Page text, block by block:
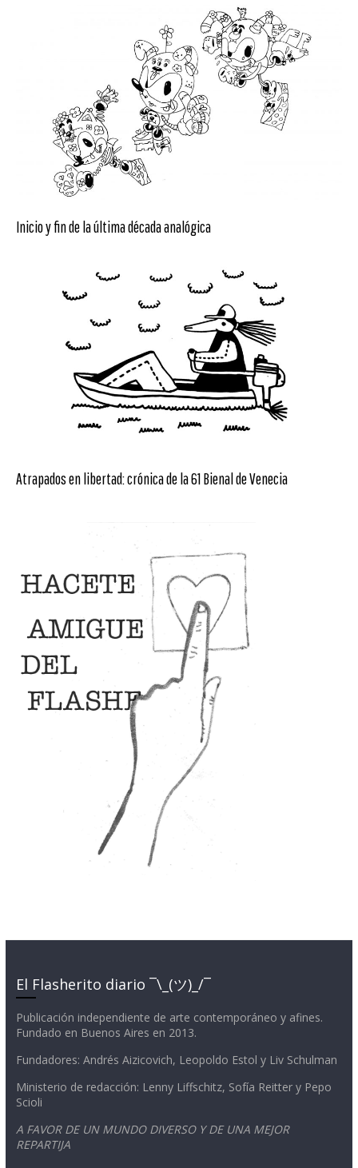
Inicio y fin de la última década analógica
Atrapados en libertad: crónica de la 61 Bienal de Venecia
El Flasherito diario ¯\_(ツ)_/¯
Publicación independiente de arte contemporáneo y afines.
Fundado en Buenos Aires en 2013.
Fundadores: Andrés Aizicovich, Leopoldo Estol y Liv Schulman
Ministerio de redacción: Lenny Liffschitz, Sofía Reitter y Pepo
Scioli
A FAVOR DE UN MUNDO DIVERSO Y DE UNA MEJOR
REPARTIJA